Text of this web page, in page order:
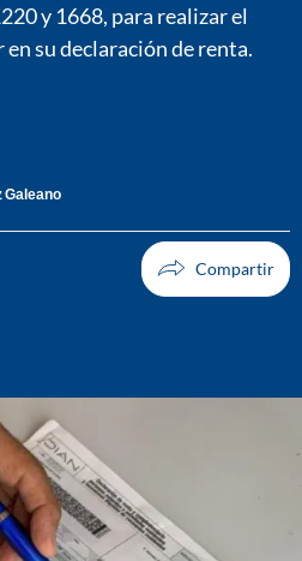
y 1668, para realizar el
su declaración de renta.
Galeano